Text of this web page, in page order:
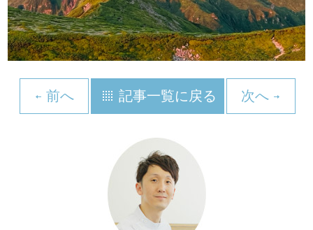
前へ 記事一覧に戻る 次へ